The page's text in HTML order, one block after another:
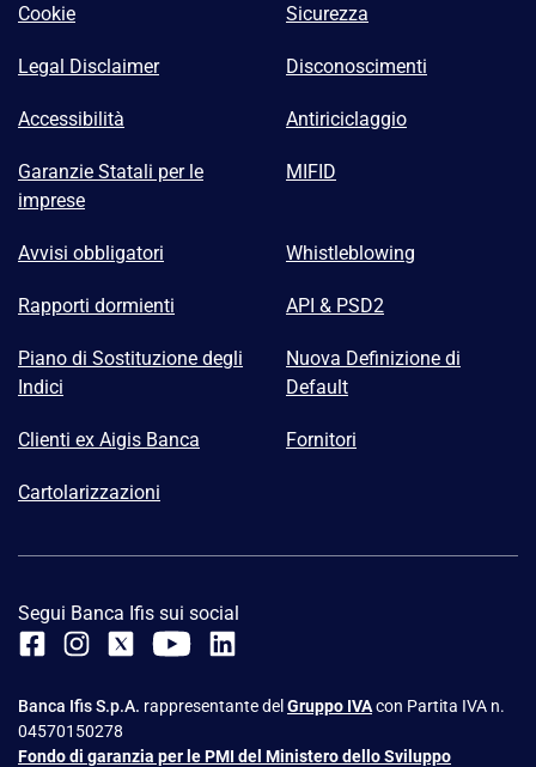
Cookie Sicurezza
Legal Disclaimer Disconoscimenti
Accessibilità Antiriciclaggio
Garanzie Statali per le
imprese
MIFID
Avvisi obbligatori Whistleblowing
Rapporti dormienti API & PSD2
Piano di Sostituzione degli
Indici
Nuova Definizione di
Default
Clienti ex Aigis Banca Fornitori
Cartolarizzazioni
Segui Banca Ifis sui social
Banca Ifis S.p.A. rappresentante del Gruppo IVAcon Partita IVA n.
04570150278
Fondo di garanzia per le PMI del Ministero dello Sviluppo